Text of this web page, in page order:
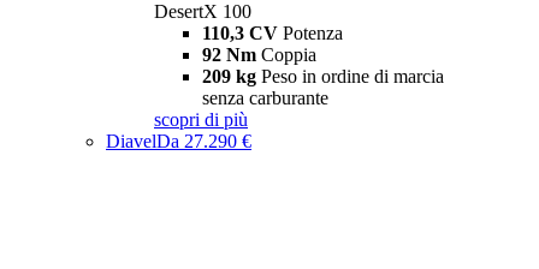
DesertX 100
110,3 CV Potenza
92 Nm Coppia
209 kg Peso in ordine di marcia
senza carburante
scopri di più
DiavelDa 27.290 €